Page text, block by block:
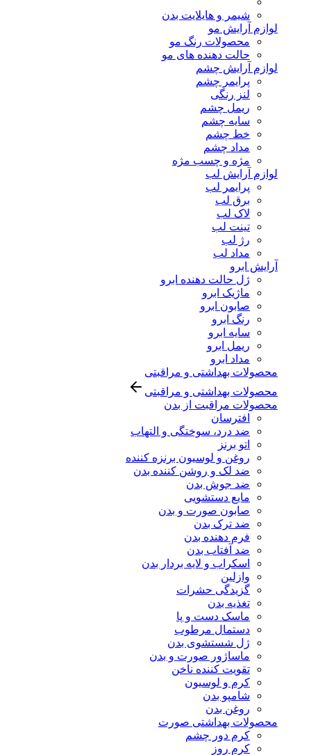
شیمر و هایلایت بدن
لوازم آرایش مو
محصولات رنگ مو
حالت دهنده های مو
لوازم آرایش چشم
پرایمر چشم
لنز رنگی
ریمل چشم
سایه چشم
خط چشم
مداد چشم
مژه و چسب مژه
لوازم آرایش لب
پرایمر لب
برق لب
لاک لب
تینت لب
رژ لب
مداد لب
آرایش ابرو
ژل حالت دهنده ابرو
ماژیک ابرو
صابون ابرو
رنگ ابرو
سایه ابرو
ریمل ابرو
مداد ابرو
محصولات بهداشتی و مراقبتی
محصولات بهداشتی و مراقبتی
محصولات مراقبت از بدن
افترسان
ضد درد، سوختگی و التهاب
اتو برنز
روغن و لوسیون برنزه کننده
ضد لک و روشن کننده بدن
ضد جوش بدن
مایع دستشویی
صابون صورت و بدن
ضد ترک بدن
فرم دهنده بدن
ضد آفتاب بدن
اسکراب و لایه بردار بدن
وازلین
گزیدگی حشرات
تغذیه بدن
ماسک دست و پا
دستمال مرطوب
ژل شستشوی بدن
ماساژور صورت و بدن
تقویت کننده ناخن
کرم و لوسیون
شامپو بدن
روغن بدن
محصولات بهداشتی صورت
کرم دور چشم
کرم روز